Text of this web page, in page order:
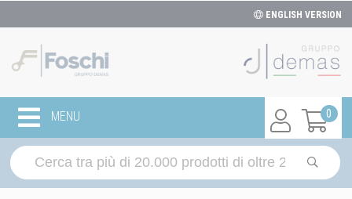
ENGLISH VERSION
0
MENU